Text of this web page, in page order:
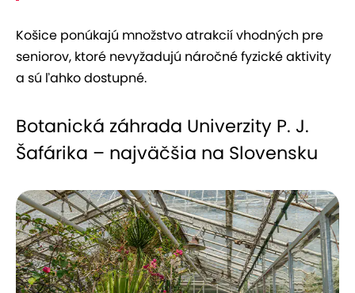
Košice ponúkajú množstvo atrakcií vhodných pre
seniorov, ktoré nevyžadujú náročné fyzické aktivity
a sú ľahko dostupné.
Botanická záhrada Univerzity P. J.
Šafárika – najväčšia na Slovensku